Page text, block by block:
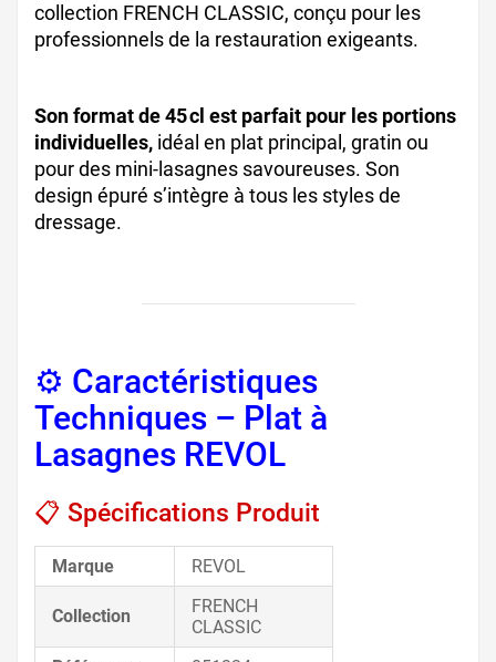
collection FRENCH CLASSIC, conçu pour les
professionnels de la restauration exigeants.
Son format de 45 cl est parfait pour les portions
individuelles, idéal en plat principal, gratin ou
pour des mini-lasagnes savoureuses. Son
design épuré s’intègre à tous les styles de
dressage.
⚙️ Caractéristiques
Techniques – Plat à
Lasagnes REVOL
📋 Spécifications Produit
Marque REVOL
Collection
FRENCH
CLASSIC